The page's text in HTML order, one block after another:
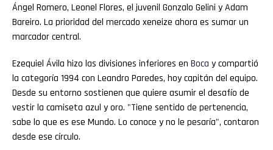
Ángel Romero, Leonel Flores, el juvenil Gonzalo Gelini y Adam
Bareiro. La prioridad del mercado xeneize ahora es sumar un
marcador central.
Ezequiel Ávila hizo las divisiones inferiores en Boca y compartió
la categoría 1994 con Leandro Paredes, hoy capitán del equipo.
Desde su entorno sostienen que quiere asumir el desafío de
vestir la camiseta azul y oro. "Tiene sentido de pertenencia,
sabe lo que es ese Mundo. Lo conoce y no le pesaría", contaron
desde ese círculo.